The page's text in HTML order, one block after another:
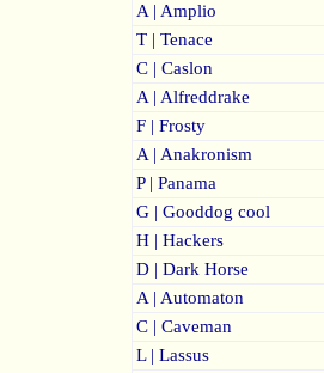
A | Amplio
T | Tenace
C | Caslon
A | Alfreddrake
F | Frosty
A | Anakronism
P | Panama
G | Gooddog cool
H | Hackers
D | Dark Horse
A | Automaton
C | Caveman
L | Lassus